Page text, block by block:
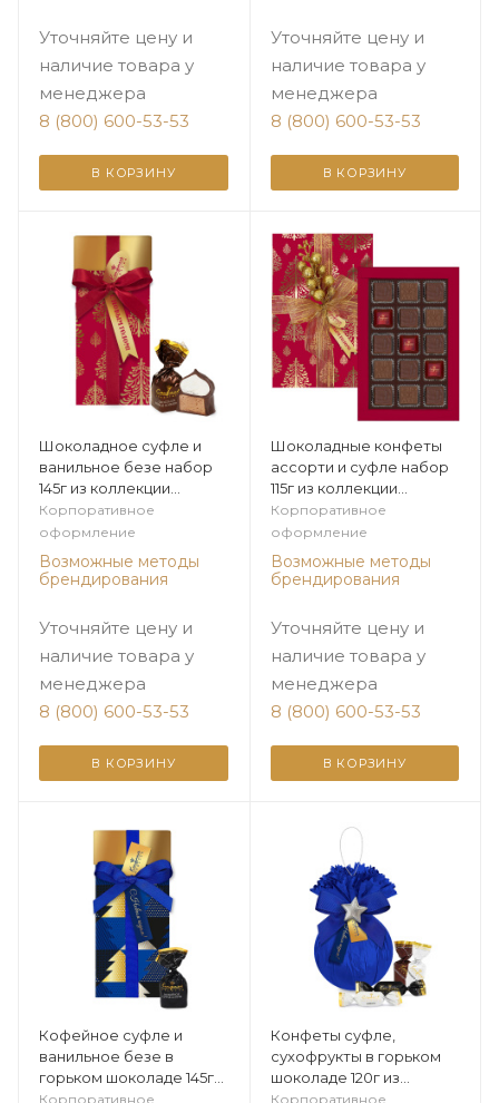
Уточняйте цену и
наличие товара у
менеджера
8 (800) 600-53-53
В КОРЗИНУ
Уточняйте цену и
наличие товара у
менеджера
8 (800) 600-53-53
В КОРЗИНУ
Шоколадное суфле и
ванильное безе набор
145г из коллекции
Царственная зима
Корпоративное
оформление
Возможные методы
брендирования
Уточняйте цену и
наличие товара у
менеджера
8 (800) 600-53-53
В КОРЗИНУ
Шоколадные конфеты
ассорти и суфле набор
115г из коллекции
Царственная зима
Корпоративное
оформление
Возможные методы
брендирования
Уточняйте цену и
наличие товара у
менеджера
8 (800) 600-53-53
В КОРЗИНУ
Кофейное суфле и
ванильное безе в
горьком шоколаде 145г
из коллекции
Корпоративное
Конфеты суфле,
сухофрукты в горьком
шоколаде 120г из
коллекции Элегантная
Корпоративное